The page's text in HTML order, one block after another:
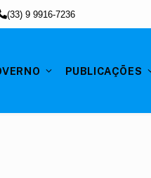
(33) 9 9916-7236
PUBLICAÇÕES